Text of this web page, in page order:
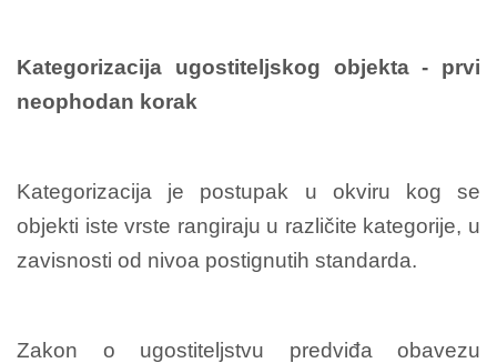
Kategorizacija ugostiteljskog objekta - prvi
neophodan korak
Kategorizacija je postupak u okviru kog se
objekti iste vrste rangiraju u različite kategorije, u
zavisnosti od nivoa postignutih standarda.
Zakon o ugostiteljstvu predviđa obavezu